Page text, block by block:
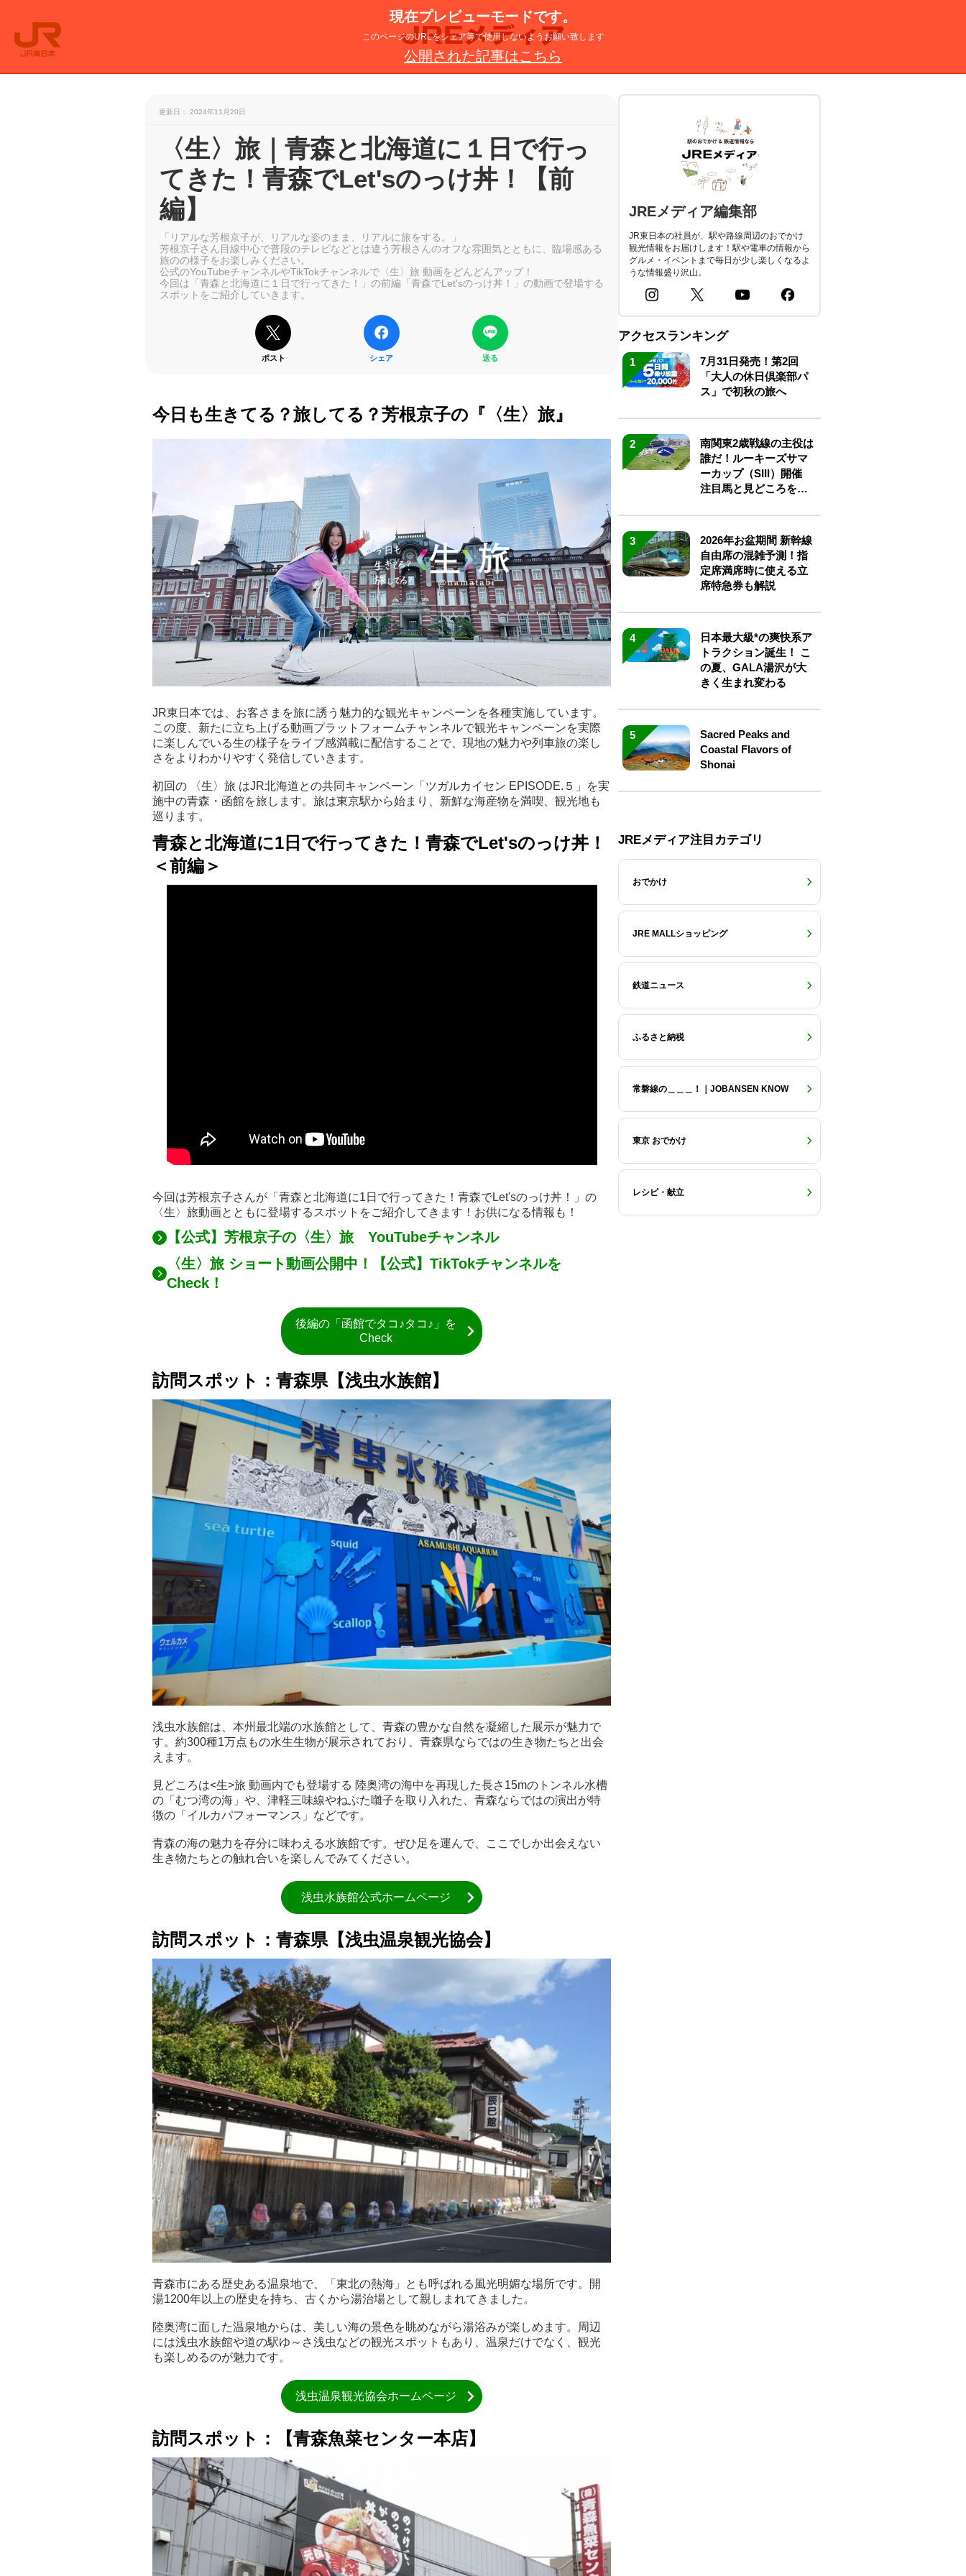
現在プレビューモードです。
このページのURLをシェア等で使用しないようお願い致します
公開された記事はこちら
更新日： 2024年11月20日
〈生〉旅｜青森と北海道に１日で行っ
てきた！青森でLet'sのっけ丼！【前
編】
「リアルな芳根京子が、リアルな姿のまま、リアルに旅をする。」
芳根京子さん目線中心で普段のテレビなどとは違う芳根さんのオフな雰囲気とともに、臨場感ある
旅のの様子をお楽しみください。
公式のYouTubeチャンネルやTikTokチャンネルで〈生〉旅 動画をどんどんアップ！
今回は「青森と北海道に１日で行ってきた！」の前編「青森でLet'sのっけ丼！」の動画で登場する
スポットをご紹介していきます。
ポスト シェア 送る
今日も生きてる？旅してる？芳根京子の『〈生〉旅』
JR東日本では、お客さまを旅に誘う魅力的な観光キャンペーンを各種実施しています。
この度、新たに立ち上げる動画プラットフォームチャンネルで観光キャンペーンを実際
に楽しんでいる生の様子をライブ感満載に配信することで、現地の魅力や列車旅の楽し
さをよりわかりやすく発信していきます。
初回の 〈生〉旅 はJR北海道との共同キャンペーン「ツガルカイセン EPISODE.５」を実
施中の青森・函館を旅します。旅は東京駅から始まり、新鮮な海産物を満喫、観光地も
巡ります。
青森と北海道に1日で行ってきた！青森でLet'sのっけ丼！
＜前編＞
今回は芳根京子さんが「青森と北海道に1日で行ってきた！青森でLet'sのっけ丼！」の
〈生〉旅動画とともに登場するスポットをご紹介してきます！お供になる情報も！
【公式】芳根京子の〈生〉旅 YouTubeチャンネル
〈生〉旅 ショート動画公開中！【公式】TikTokチャンネルを
Check！
後編の「函館でタコ♪タコ♪」を
Check
訪問スポット：青森県【浅虫水族館】
浅虫水族館は、本州最北端の水族館として、青森の豊かな自然を凝縮した展示が魅力で
す。約300種1万点もの水生生物が展示されており、青森県ならではの生き物たちと出会
えます。
見どころは<生>旅 動画内でも登場する 陸奥湾の海中を再現した長さ15mのトンネル水槽
の「むつ湾の海」や、津軽三味線やねぶた囃子を取り入れた、青森ならではの演出が特
徴の「イルカパフォーマンス」などです。
青森の海の魅力を存分に味わえる水族館です。ぜひ足を運んで、ここでしか出会えない
生き物たちとの触れ合いを楽しんでみてください。
浅虫水族館公式ホームページ
訪問スポット：青森県【浅虫温泉観光協会】
青森市にある歴史ある温泉地で、「東北の熱海」とも呼ばれる風光明媚な場所です。開
湯1200年以上の歴史を持ち、古くから湯治場として親しまれてきました。
陸奥湾に面した温泉地からは、美しい海の景色を眺めながら湯浴みが楽しめます。周辺
には浅虫水族館や道の駅ゆ～さ浅虫などの観光スポットもあり、温泉だけでなく、観光
も楽しめるのが魅力です。
浅虫温泉観光協会ホームページ
訪問スポット：【青森魚菜センター本店】
JREメディア編集部
JR東日本の社員が、駅や路線周辺のおでかけ
観光情報をお届けします！駅や電車の情報から
グルメ・イベントまで毎日が少し楽しくなるよ
うな情報盛り沢山。
アクセスランキング
1
7月31日発売！第2回
「大人の休日倶楽部パ
ス」で初秋の旅へ
2
南関東2歳戦線の主役は
誰だ！ルーキーズサマ
ーカップ（SIII）開催
注目馬と見どころをチ
3
2026年お盆期間 新幹線
自由席の混雑予測！指
定席満席時に使える立
席特急券も解説
4
日本最大級*の爽快系ア
トラクション誕生！ こ
の夏、GALA湯沢が大
きく生まれ変わる
5
Sacred Peaks and
Coastal Flavors of
Shonai
JREメディア注目カテゴリ
おでかけ
JRE MALLショッピング
鉄道ニュース
ふるさと納税
常磐線の＿＿＿！｜JOBANSEN KNOW
東京 おでかけ
レシピ・献立